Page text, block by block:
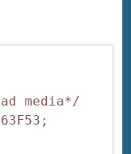
media*/